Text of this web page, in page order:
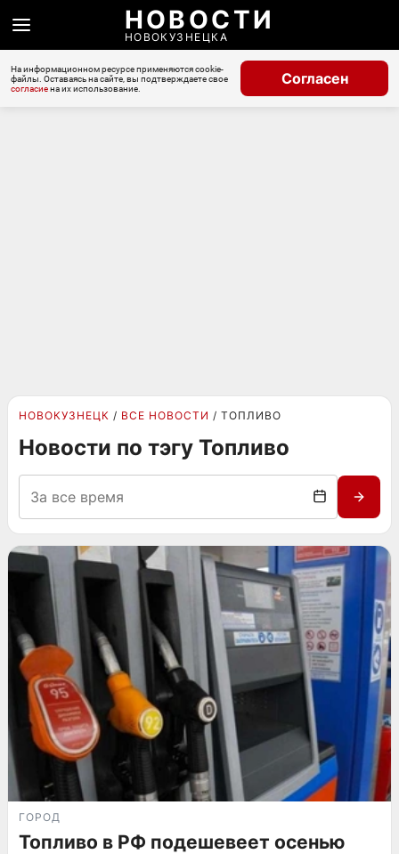
НОВОСТИ
НОВОКУЗНЕЦКА
На информационном ресурсе применяются cookie-
файлы. Оставаясь на сайте, вы подтверждаете свое
согласиена их использование.
Согласен
НОВОКУЗНЕЦК ВСЕ НОВОСТИ ТОПЛИВО
Новости по тэгу Топливо
ГОРОД
Топливо в РФ подешевеет осенью